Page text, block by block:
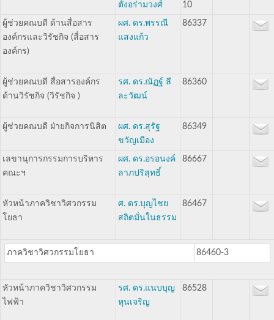
ตั้งอร่ามวงศ์
10
ผู้ช่วยคณบดี ด้านสื่อสาร
องค์กรและวิรัชกิจ (สื่อสาร
องค์กร)
ผศ. ดร.พรรณี
แสงแก้ว
86337
ผู้ช่วยคณบดี สื่อสารองค์กร
ด้านวิรัชกิจ (วิรัชกิจ )
รศ. ดร.ณัฏฐ์ ลี
ละวัฒน์
86360
ผู้ช่วยคณบดี ฝ่ายกิจการนิสิต
ผศ. ดร.สุรัฐ
ขวัญเมือง
86349
เลขานุการกรรมการบริหาร
คณะฯ
ผศ. ดร.อรอนงค์
ลาภปริสุทธิ์
86667
หัวหน้าภาควิชาวิศวกรรม
โยธา
ศ. ดร.บุญไชย
สถิตมั่นในธรรม
86467
ภาควิชาวิศวกรรมโยธา 86460-3
หัวหน้าภาควิชาวิศวกรรม
ไฟฟ้า
รศ. ดร.แนบบุญ
หุนเจริญ
86528